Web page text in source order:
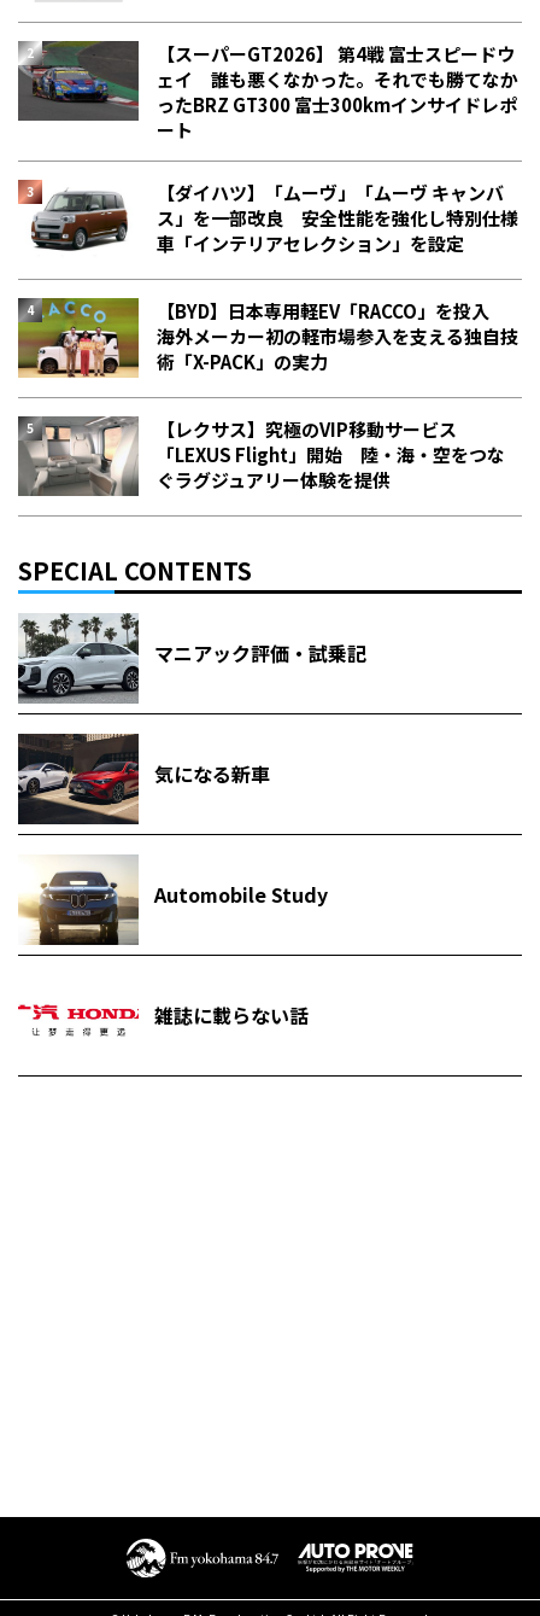
【スーパーGT2026】 第4戦 富士スピードウ
ェイ 誰も悪くなかった。それでも勝てなか
った――BRZ GT300 富士300kmインサイドレポ
ート
【ダイハツ】「ムーヴ」「ムーヴ キャンバ
ス」を一部改良 安全性能を強化し特別仕様
車「インテリアセレクション」を設定
【BYD】日本専用軽EV「RACCO」を投入
海外メーカー初の軽市場参入を支える独自技
術「X-PACK」の実力
【レクサス】究極のVIP移動サービス
「LEXUS Flight」開始 陸・海・空をつな
ぐラグジュアリー体験を提供
SPECIAL CONTENTS
マニアック評価・試乗記
気になる新車
Automobile Study
雑誌に載らない話